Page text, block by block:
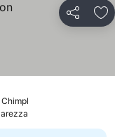
Partilhar